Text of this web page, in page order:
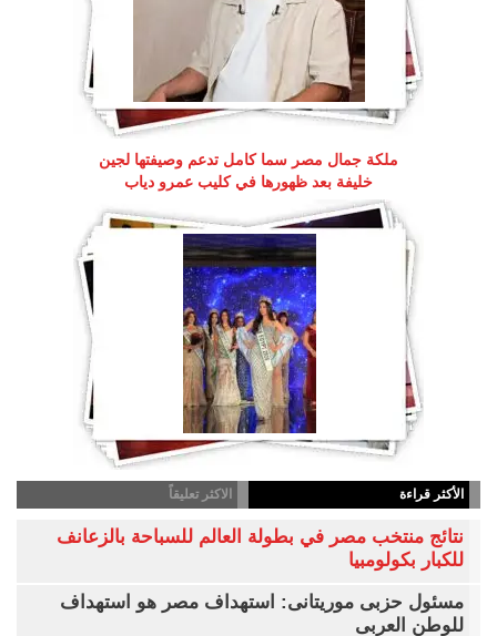
ملكة جمال مصر سما كامل تدعم وصيفتها لجين
خليفة بعد ظهورها في كليب عمرو دياب
الأكثر قراءة الاكثر تعليقاً
نتائج منتخب مصر في بطولة العالم للسباحة بالزعانف
للكبار بكولومبيا
مسئول حزبى موريتانى: استهداف مصر هو استهداف
للوطن العربى